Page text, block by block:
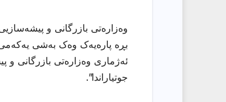
وەزارەتی بازرگانی و
بڕە پارەیەک وەک بەشی یەکەمی
ئەژماری وەزارەتی بازرگانی و
جوتیاراندا”.